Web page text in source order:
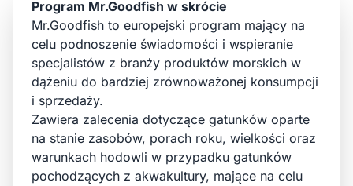
Program Mr.Goodfish w skrócie
Mr.Goodfish to europejski program mający na
celu podnoszenie świadomości i wspieranie
specjalistów z branży produktów morskich w
dążeniu do bardziej zrównoważonej konsumpcji
i sprzedaży.
Zawiera zalecenia dotyczące gatunków oparte
na stanie zasobów, porach roku, wielkości oraz
warunkach hodowli w przypadku gatunków
pochodzących z akwakultury, mające na celu